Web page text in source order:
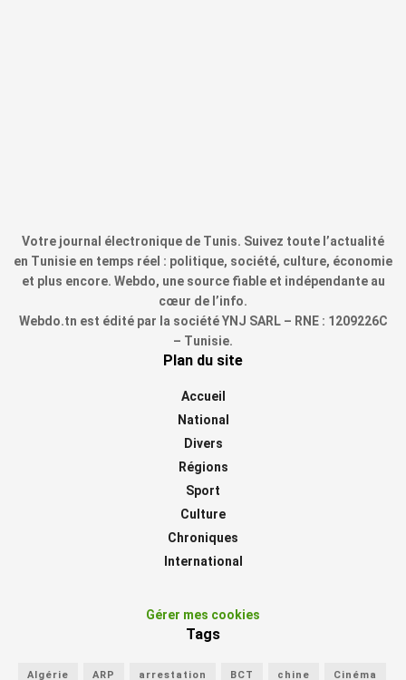
Votre journal électronique de Tunis. Suivez toute l’actualité
en Tunisie en temps réel : politique, société, culture, économie
et plus encore. Webdo, une source fiable et indépendante au
cœur de l’info.
Webdo.tn est édité par la société YNJ SARL – RNE : 1209226C
– Tunisie.
Plan du site
Accueil
National
Divers
Régions
Sport
Culture
Chroniques
International
Gérer mes cookies
Tags
Algérie ARP arrestation BCT chine Cinéma